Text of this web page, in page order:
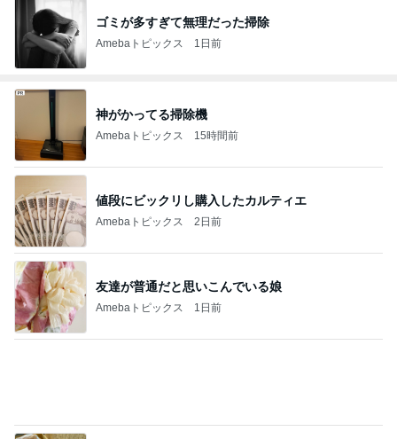
ゴミが多すぎて無理だった掃除
Amebaトピックス 1日前
神がかってる掃除機
Amebaトピックス 15時間前
値段にビックリし購入したカルティエ
Amebaトピックス 2日前
友達が普通だと思いこんでいる娘
Amebaトピックス 1日前